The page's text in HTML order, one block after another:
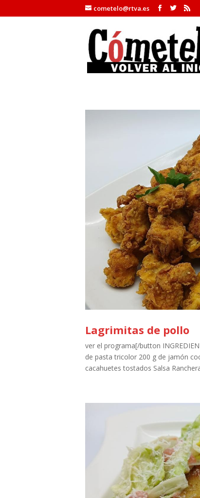
cometelo@rtva.es
Lagrimitas de pollo
ver el programa[/button
de pasta tricolor 200 g de jamón
cacahuetes tostados Salsa